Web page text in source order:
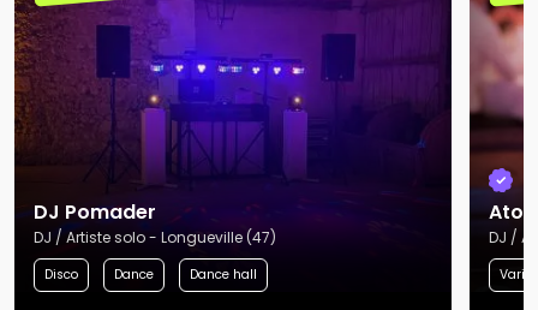
DJ Pomader
DJ / Artiste solo - Longueville (47)
Disco Dance Dance hall
DJ /